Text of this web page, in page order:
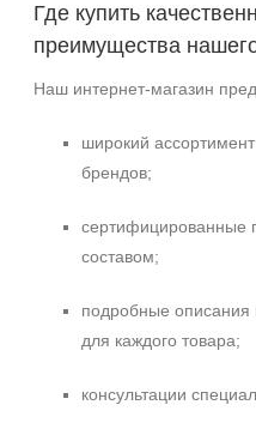
Где купить
преимущества
Наш интернет-магазин
широкий
брендов;
сертифицированные
составом;
подробные описания
для каждого товара;
консультации